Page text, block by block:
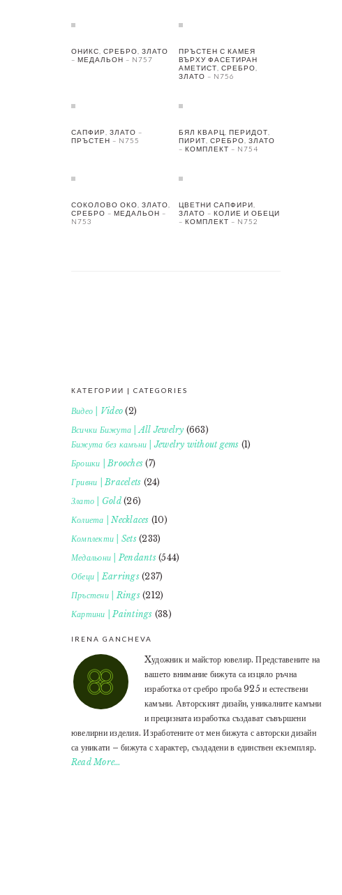
ОНИКС, СРЕБРО, ЗЛАТО
– МЕДАЛЬОН – N757
ПРЪСТЕН С КАМЕЯ
ВЪРХУ ФАСЕТИРАН
АМЕТИСТ, СРЕБРО,
ЗЛАТО – N756
САПФИР, ЗЛАТО –
ПРЪСТЕН – N755
БЯЛ КВАРЦ, ПЕРИДОТ,
ПИРИТ, СРЕБРО, ЗЛАТО
– КОМПЛЕКТ – N754
СОКОЛОВО ОКО, ЗЛАТО,
СРЕБРО – МЕДАЛЬОН –
N753
ЦВЕТНИ САПФИРИ,
ЗЛАТО – КОЛИЕ И ОБЕЦИ
– КОМПЛЕКТ – N752
КАТЕГОРИИ | CATEGORIES
Видео | Video (2)
Всички Бижута | All Jewelry (663)
Бижута без камъни | Jewelry without gems (1)
Брошки | Brooches (7)
Гривни | Bracelets (24)
Злато | Gold(26)
Колиета | Necklaces (10)
Комплекти | Sets(233)
Медальони | Pendants(544)
Обеци | Earrings(237)
Пръстени | Rings(212)
Картини | Paintings (38)
IRENA GANCHEVA
Xудожник и майстор ювелир. Представените на
вашето внимание бижута са изцяло ръчна
изработка от сребро проба 925 и естествени
камъни. Авторският дизайн, уникалните камъни
и прецизната изработка създават съвършени
ювелирни изделия. Изработените от мен бижута с авторски дизайн
са уникати – бижута с характер, създадени в единствен екземпляр.
Read More…